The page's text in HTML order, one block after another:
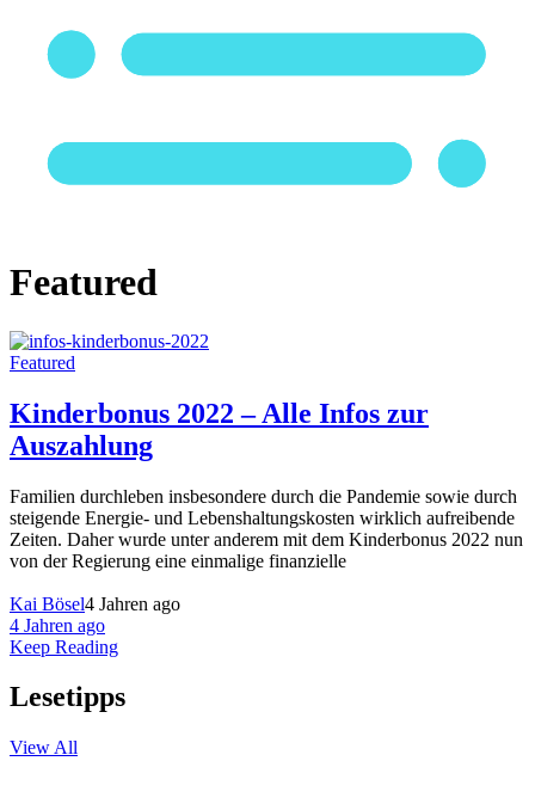
Featured
Featured
Kinderbonus 2022 – Alle Infos zur
Auszahlung
Familien durchleben insbesondere durch die Pandemie sowie durch
steigende Energie- und Lebenshaltungskosten wirklich aufreibende
Zeiten. Daher wurde unter anderem mit dem Kinderbonus 2022 nun
von der Regierung eine einmalige finanzielle
Kai Bösel4 Jahren ago
4 Jahren ago
Keep Reading
Lesetipps
View All